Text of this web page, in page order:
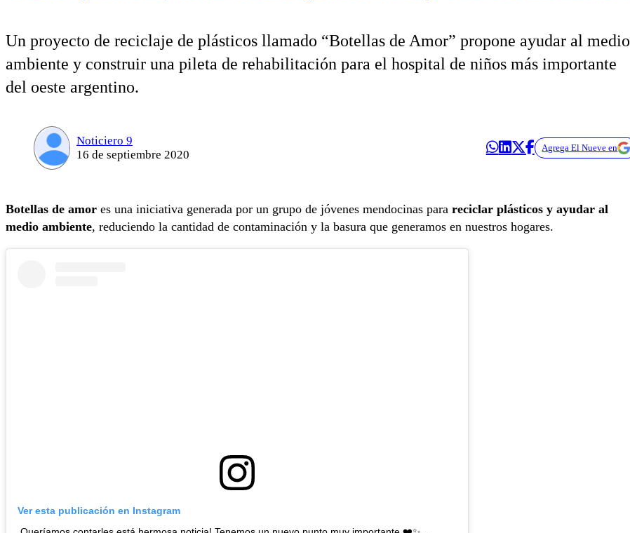
Un proyecto de reciclaje de plásticos llamado “Botellas de Amor” propone ayudar al medio
ambiente y construir una pileta de rehabilitación para el hospital de niños más importante
del oeste argentino.
Noticiero 9
16 de septiembre 2020
Agrega El Nueve en
Botellas de amor es una iniciativa generada por un grupo de jóvenes mendocinas para reciclar plásticos y ayudar al
medio ambiente, reduciendo la cantidad de contaminación y la basura que generamos en nuestros hogares.
Ver esta publicación en Instagram